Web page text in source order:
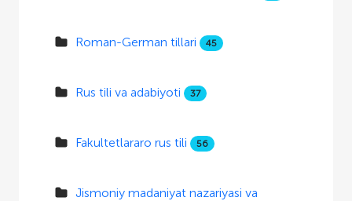
Roman-German tillari 45
Rus tili va adabiyoti 37
Fakultetlararo rus tili 56
Jismoniy madaniyat nazariyasi va